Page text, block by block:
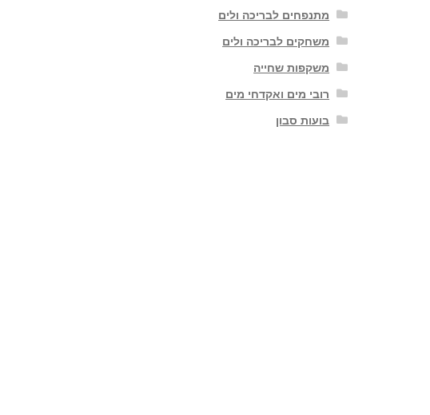
מתנפחים לבריכה ולים
משחקים לבריכה ולים
משקפות שחייה
רובי מים ואקדחי מים
בועות סבון